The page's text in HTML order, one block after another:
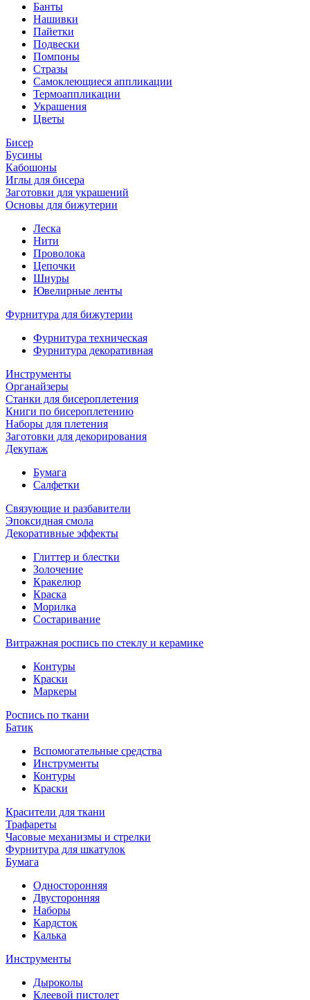
Банты
Нашивки
Пайетки
Подвески
Помпоны
Стразы
Самоклеющиеся аппликации
Термоаппликации
Украшения
Цветы
Бисер
Бусины
Кабошоны
Иглы для бисера
Заготовки для украшений
Основы для бижутерии
Леска
Нити
Проволока
Цепочки
Шнуры
Ювелирные ленты
Фурнитура для бижутерии
Фурнитура техническая
Фурнитура декоративная
Инструменты
Органайзеры
Станки для бисероплетения
Книги по бисероплетению
Наборы для плетения
Заготовки для декорирования
Декупаж
Бумага
Салфетки
Связующие и разбавители
Эпоксидная смола
Декоративные эффекты
Глиттер и блестки
Золочение
Кракелюр
Краска
Морилка
Состаривание
Витражная роспись по стеклу и керамике
Контуры
Краски
Маркеры
Роспись по ткани
Батик
Вспомогательные средства
Инструменты
Контуры
Краски
Красители для ткани
Трафареты
Часовые механизмы и стрелки
Фурнитура для шкатулок
Бумага
Односторонняя
Двусторонняя
Наборы
Кардсток
Калька
Инструменты
Дыроколы
Клеевой пистолет